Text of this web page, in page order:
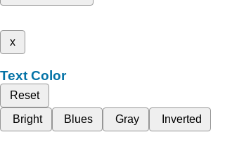
x
Text Color
Reset
Bright
Blues Gray Inverted